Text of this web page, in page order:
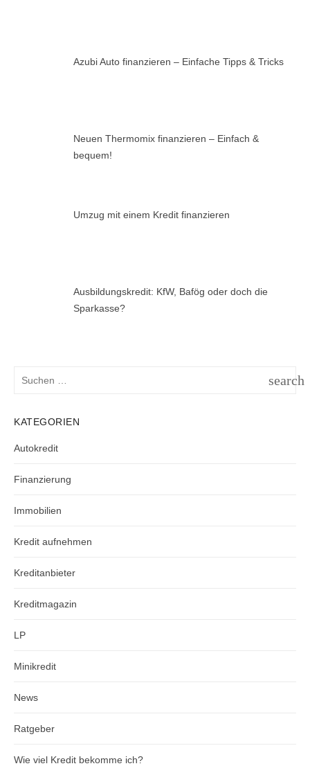
Azubi Auto finanzieren – Einfache Tipps & Tricks
Neuen Thermomix finanzieren – Einfach &
bequem!
Umzug mit einem Kredit finanzieren
Ausbildungskredit: KfW, Bafög oder doch die
Sparkasse?
search
KATEGORIEN
Autokredit
Finanzierung
Immobilien
Kredit aufnehmen
Kreditanbieter
Kreditmagazin
LP
Minikredit
News
Ratgeber
Wie viel Kredit bekomme ich?